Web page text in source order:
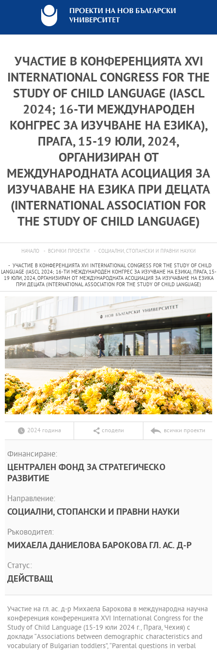
УЧАСТИЕ В КОНФЕРЕНЦИЯТА XVI
INTERNATIONAL CONGRESS FOR THE
STUDY OF CHILD LANGUAGE (IASCL
2024; 16-ТИ МЕЖДУНАРОДЕН
КОНГРЕС ЗА ИЗУЧВАНЕ НА ЕЗИКА),
ПРАГА, 15-19 ЮЛИ, 2024,
ОРГАНИЗИРАН ОТ
МЕЖДУНАРОДНАТА АСОЦИАЦИЯ ЗА
ИЗУЧАВАНЕ НА ЕЗИКА ПРИ ДЕЦАТА
(INTERNATIONAL ASSOCIATION FOR
THE STUDY OF CHILD LANGUAGE)
НАЧАЛО ВСИЧКИ ПРОЕКТИ СОЦИАЛНИ, СТОПАНСКИ И ПРАВНИ НАУКИ
УЧАСТИЕ В КОНФЕРЕНЦИЯТА XVI INTERNATIONAL CONGRESS FOR THE STUDY OF CHILD
LANGUAGE (IASCL 2024; 16-ТИ МЕЖДУНАРОДЕН КОНГРЕС ЗА ИЗУЧВАНЕ НА ЕЗИКА), ПРАГА, 15-
19 ЮЛИ, 2024, ОРГАНИЗИРАН ОТ МЕЖДУНАРОДНАТА АСОЦИАЦИЯ ЗА ИЗУЧАВАНЕ НА ЕЗИКА
ПРИ ДЕЦАТА (INTERNATIONAL ASSOCIATION FOR THE STUDY OF CHILD LANGUAGE)
2024 година сподели всички проекти
Финансиране:
ЦЕНТРАЛЕН ФОНД ЗА СТРАТЕГИЧЕСКО
РАЗВИТИЕ
Направление:
СОЦИАЛНИ, СТОПАНСКИ И ПРАВНИ НАУКИ
Ръководител:
МИХАЕЛА ДАНИЕЛОВА БАРОКОВА ГЛ. АС. Д-Р
Статус:
ДЕЙСТВАЩ
Участие на гл. ас. д-р Михаела Барокова в международна научна
конференция конференцията XVI International Congress for the
Study of Child Language (15-19 юли 2024 г., Прага, Чехия) с
доклади “Associations between demographic characteristics and
vocabulary of Bulgarian toddlers”, “Parental questions in verbal